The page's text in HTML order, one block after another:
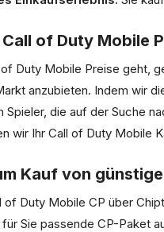
of Duty Mobile
Duty Mobile Preise geht,
anzubieten. Indem wir
Spieler, die auf der Suche
wir Ihr Call of Duty Mobile
Kauf von
of Duty Mobile CP über
Sie passende CP-Paket